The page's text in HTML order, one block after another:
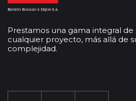
Prestamos una gama integral de
cualquier proyecto, más allá de
complejidad.